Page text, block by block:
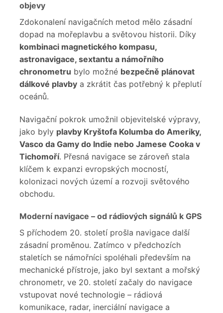
objevy
Zdokonalení navigačních metod mělo zásadní
dopad na mořeplavbu a světovou historii. Díky
kombinaci magnetického kompasu,
astronavigace, sextantu a námořního
chronometru bylo možné bezpečně plánovat
dálkové plavby a zkrátit čas potřebný k přeplutí
oceánů.
Navigační pokrok umožnil objevitelské výpravy,
jako byly plavby Kryštofa Kolumba do Ameriky,
Vasco da Gamy do Indie nebo Jamese Cooka v
Tichomoří. Přesná navigace se zároveň stala
klíčem k expanzi evropských mocností,
kolonizaci nových území a rozvoji světového
obchodu.
Moderní navigace – od rádiových signálů k GPS
S příchodem 20. století prošla navigace další
zásadní proměnou. Zatímco v předchozích
staletích se námořníci spoléhali především na
mechanické přístroje, jako byl sextant a mořský
chronometr, ve 20. století začaly do navigace
vstupovat nové technologie – rádiová
komunikace, radar, inerciální navigace a